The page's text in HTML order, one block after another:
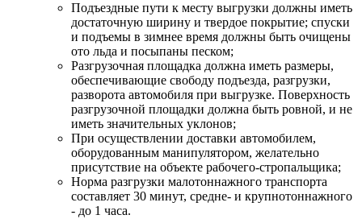
Подъездные пути к месту выгрузки должны иметь
достаточную ширину и твердое покрытие; спуски
и подъемы в зимнее время должны быть очищены
ото льда и посыпаны песком;
Разгрузочная площадка должна иметь размеры,
обеспечивающие свободу подъезда, разгрузки,
разворота автомобиля при выгрузке. Поверхность
разгрузочной площадки должна быть ровной, и не
иметь значительных уклонов;
При осуществлении доставки автомобилем,
оборудованным манипулятором, желательно
присутствие на объекте рабочего-стропальщика;
Норма разгрузки малотоннажного транспорта
составляет 30 минут, средне- и крупнотоннажного
- до 1 часа.